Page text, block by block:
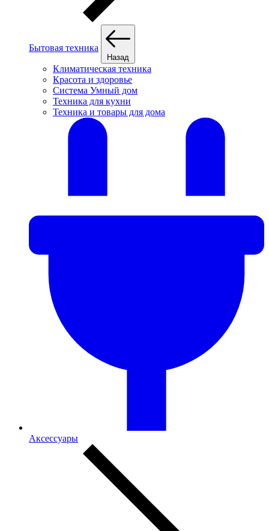
Бытовая техника
Назад
Климатическая техника
Красота и здоровье
Система Умный дом
Техника для кухни
Техника и товары для дома
Аксессуары